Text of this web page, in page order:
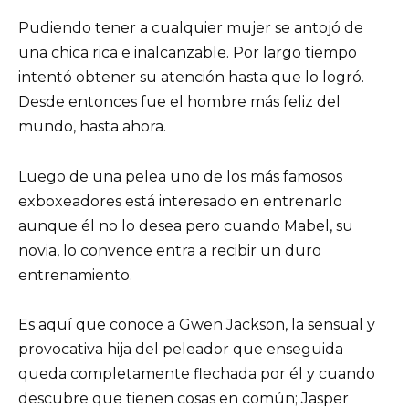
Pudiendo tener a cualquier mujer se antojó de
una chica rica e inalcanzable. Por largo tiempo
intentó obtener su atención hasta que lo logró.
Desde entonces fue el hombre más feliz del
mundo, hasta ahora.
Luego de una pelea uno de los más famosos
exboxeadores está interesado en entrenarlo
aunque él no lo desea pero cuando Mabel, su
novia, lo convence entra a recibir un duro
entrenamiento.
Es aquí que conoce a Gwen Jackson, la sensual y
provocativa hija del peleador que enseguida
queda completamente flechada por él y cuando
descubre que tienen cosas en común; Jasper